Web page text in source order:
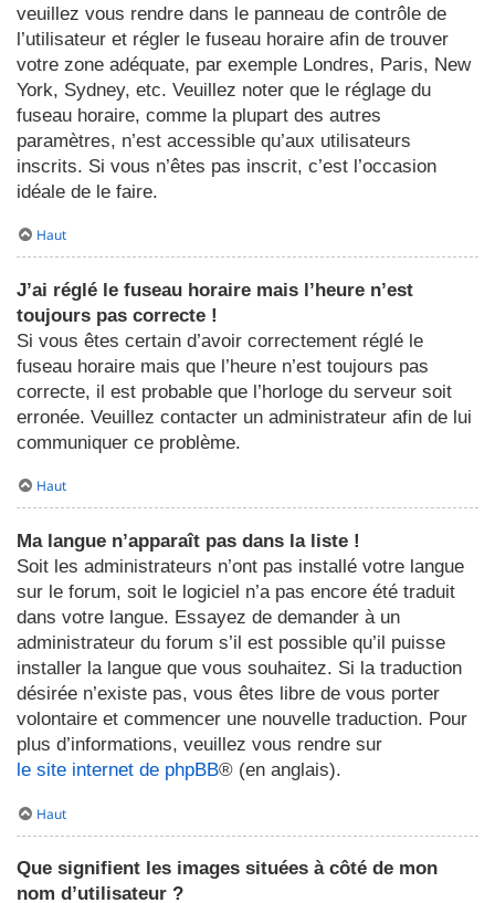
veuillez vous rendre dans le panneau de contrôle de
l’utilisateur et régler le fuseau horaire afin de trouver
votre zone adéquate, par exemple Londres, Paris, New
York, Sydney, etc. Veuillez noter que le réglage du
fuseau horaire, comme la plupart des autres
paramètres, n’est accessible qu’aux utilisateurs
inscrits. Si vous n’êtes pas inscrit, c’est l’occasion
idéale de le faire.
Haut
J’ai réglé le fuseau horaire mais l’heure n’est
toujours pas correcte !
Si vous êtes certain d’avoir correctement réglé le
fuseau horaire mais que l’heure n’est toujours pas
correcte, il est probable que l’horloge du serveur soit
erronée. Veuillez contacter un administrateur afin de lui
communiquer ce problème.
Haut
Ma langue n’apparaît pas dans la liste !
Soit les administrateurs n’ont pas installé votre langue
sur le forum, soit le logiciel n’a pas encore été traduit
dans votre langue. Essayez de demander à un
administrateur du forum s’il est possible qu’il puisse
installer la langue que vous souhaitez. Si la traduction
désirée n’existe pas, vous êtes libre de vous porter
volontaire et commencer une nouvelle traduction. Pour
plus d’informations, veuillez vous rendre sur
le site internet de phpBB® (en anglais).
Haut
Que signifient les images situées à côté de mon
nom d’utilisateur ?